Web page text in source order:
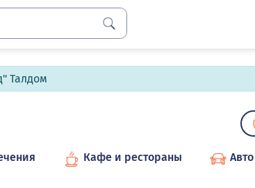
Талдом
Кафе и рестораны Авто